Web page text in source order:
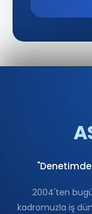
2004'ten
kadromuzla iş